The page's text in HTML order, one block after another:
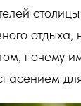
отдыха,
почему